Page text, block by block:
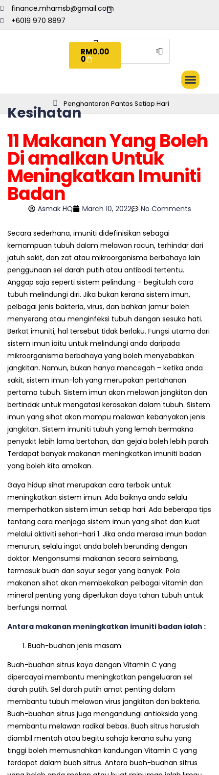
+6019 970 8897
finance.mhamsb@gmail.com
RM0.00
0
Penghantaran Pantas Setiap Hari
Kesihatan
11 Makanan Yang Boleh
Di amalkan Untuk
Meningkatkan Imuniti
Badan
Asmak HQ March 10, 2022 No Comments
Secara sederhana, imuniti didefinisikan sebagai
kemampuan tubuh dalam melawan racun, terhindar dari
jatuh sakit, dan zat atau mikroorganisma berbahaya lain
penggunaan sel darah putih atau antibodi tertentu.
Anggap saja seperti sistem pelindung – begitulah cara
tubuh melindungi diri. Jika bukan kerana sistem imun,
pelbagai jenis bakteria, virus, dan bahkan jamur boleh
menyerang atau menginfeksi tubuh dengan sesuka hati.
Berkat imuniti, hal tersebut tidak berlaku. Fungsi utama dari
sistem imun iaitu untuk melindungi anda daripada
mikroorganisma berbahaya yang boleh menyebabkan
jangkitan. Namun, bukan hanya mencegah – ketika anda
sakit, sistem imun-lah yang merupakan pertahanan
pertama tubuh. Sistem imun akan melawan jangkitan dan
bertindak untuk mengatasi kerosakan dalam tubuh. Sistem
imun yang sihat akan mampu melawan kebanyakan jenis
jangkitan. Sistem imuniti tubuh yang lemah bermakna
penyakit lebih lama bertahan, dan gejala boleh lebih parah.
Terdapat banyak makanan meningkatkan imuniti badan
yang boleh kita amalkan.
Gaya hidup sihat merupakan cara terbaik untuk
meningkatkan sistem imun. Ada baiknya anda selalu
memperhatikan sistem imun setiap hari. Ada beberapa tips
tentang cara menjaga sistem imun yang sihat dan kuat
melalui aktiviti sehari-hari 1. Jika anda merasa imun badan
menurun, selalu ingat anda boleh berunding dengan
doktor. Mengonsumsi makanan secara seimbang,
termasuk buah dan sayur segar yang banyak. Pola
makanan sihat akan membekalkan pelbagai vitamin dan
mineral penting yang diperlukan daya tahan tubuh untuk
berfungsi normal.
Antara makanan meningkatkan imuniti badan ialah :
Buah-buahan jenis masam.
Buah-buahan sitrus kaya dengan Vitamin C yang
dipercayai membantu meningkatkan pengeluaran sel
darah putih. Sel darah putih amat penting dalam
membantu tubuh melawan virus jangkitan dan bakteria.
Buah-buahan sitrus juga mengandungi antioksida yang
membantu melawan radikal bebas. Buah sitrus haruslah
diambil mentah atau begitu sahaja kerana suhu yang
tinggi boleh memusnahkan kandungan Vitamin C yang
terdapat dalam buah sitrus. Antara buah-buahan sitrus